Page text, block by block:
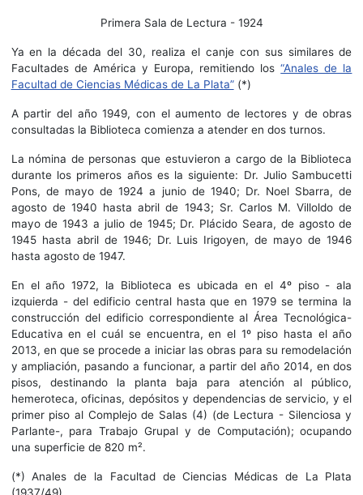
Primera Sala de Lectura - 1924
Ya en la década del 30, realiza el canje con sus similares de
Facultades de América y Europa, remitiendo los“Anales de la
Facultad de Ciencias Médicas de La Plata”(*)
A partir del año 1949, con el aumento de lectores y de obras
consultadas la Biblioteca comienza a atender en dos turnos.
La nómina de personas que estuvieron a cargo de la Biblioteca
durante los primeros años es la siguiente: Dr. Julio Sambucetti
Pons, de mayo de 1924 a junio de 1940; Dr. Noel Sbarra, de
agosto de 1940 hasta abril de 1943; Sr. Carlos M. Villoldo de
mayo de 1943 a julio de 1945; Dr. Plácido Seara, de agosto de
1945 hasta abril de 1946; Dr. Luis Irigoyen, de mayo de 1946
hasta agosto de 1947.
En el año 1972, la Biblioteca es ubicada en el 4º piso - ala
izquierda - del edificio central hasta que en 1979 se termina la
construcción del edificio correspondiente al Área Tecnológica-
Educativa en el cuál se encuentra, en el 1º piso hasta el año
2013, en que se procede a iniciar las obras para su remodelación
y ampliación, pasando a funcionar, a partir del año 2014, en dos
pisos, destinando la planta baja para atención al público,
hemeroteca, oficinas, depósitos y dependencias de servicio, y el
primer piso al Complejo de Salas (4) (de Lectura - Silenciosa y
Parlante-, para Trabajo Grupal y de Computación); ocupando
una superficie de 820 m².
(*) Anales de la Facultad de Ciencias Médicas de La Plata